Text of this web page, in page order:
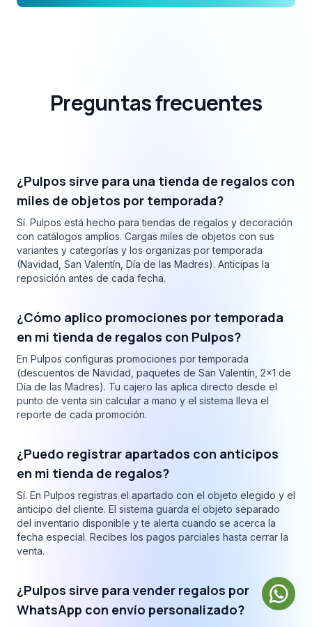
Preguntas frecuentes
¿Pulpos sirve para una tienda de regalos con
miles de objetos por temporada?
Sí. Pulpos está hecho para tiendas de regalos y decoración
con catálogos amplios. Cargas miles de objetos con sus
variantes y categorías y los organizas por temporada
(Navidad, San Valentín, Día de las Madres). Anticipas la
reposición antes de cada fecha.
¿Cómo aplico promociones por temporada
en mi tienda de regalos con Pulpos?
En Pulpos configuras promociones por temporada
(descuentos de Navidad, paquetes de San Valentín, 2x1 de
Día de las Madres). Tu cajero las aplica directo desde el
punto de venta sin calcular a mano y el sistema lleva el
reporte de cada promoción.
¿Puedo registrar apartados con anticipos
en mi tienda de regalos?
Sí. En Pulpos registras el apartado con el objeto elegido y el
anticipo del cliente. El sistema guarda el objeto separado
del inventario disponible y te alerta cuando se acerca la
fecha especial. Recibes los pagos parciales hasta cerrar la
venta.
¿Pulpos sirve para vender regalos por
WhatsApp con envío personalizado?